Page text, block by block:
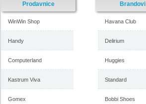
Prodavnice
WinWin Shop
Handy
Computerland
Kastrum Viva
Gomex
Brandovi
Havana Club
Delirium
Huggies
Standard
Bobbi Shoes